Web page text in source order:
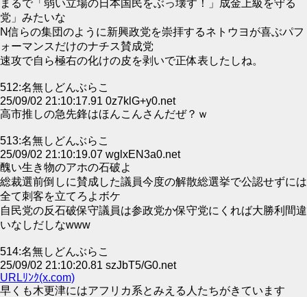
まるで「弱い立場の日本国民をぶっ壊す！」成金上級を守る
党」みたいな
N信らの集団のように新興政党を崇拝するネトウヨが喜ぶパフ
ォーマンスだけのナチス賛成党
速攻で自ら極右の化けの皮を剥いで正体表したしね。
512:名無しどんぶらこ
25/09/02 21:10:17.91 0z7klG+y0.net
高市推しの急先鋒はほんこんさんだぜ？ｗ
513:名無しどんぶらこ
25/09/02 21:10:19.07 wglxEN3a0.net
醜い生き物のアホの石破よ
総裁選前倒しに賛成した議員今度の解散総選挙で公認せずには
全て刺客を立てろよボケ
自民党の反石破保守議員は参政党か保守党にくれば大勝利間違
いなしだしなwww
514:名無しどんぶらこ
25/09/02 21:10:20.81 szJbT5/G0.net
URLﾘﾝｸ(x.com)
早くも木更津にはアフリカ系とみえる人たちがきています